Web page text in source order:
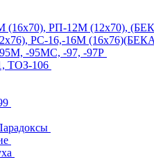
(16х70), РП-12М (12х70),
РС-16,-16М
-95МС, -97, -97Р
ТОЗ-106